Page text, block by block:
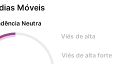
Móveis
Neutra
Viés de alta
Viés de alta forte